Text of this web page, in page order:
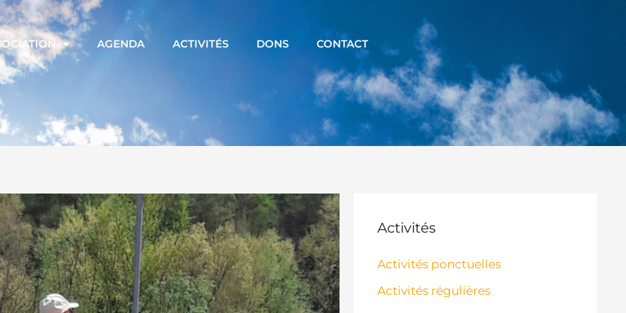
AGENDA ACTIVITÉS DONS CONTACT
Activités
Activités ponctuelles
Activités régulières